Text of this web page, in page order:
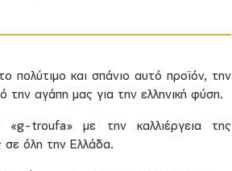
πολύτιμο και σπάνιο αυτό προϊόν, την
αγάπη μας για την ελληνική φύση.
troufa» με την καλλιέργεια της
σε όλη την Ελλάδα.